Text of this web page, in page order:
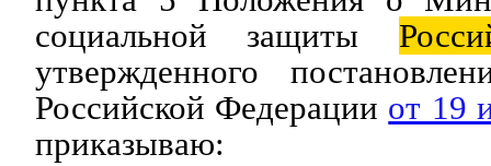
социальной защиты
утвержденного
Российской Федерации от 19
приказываю: